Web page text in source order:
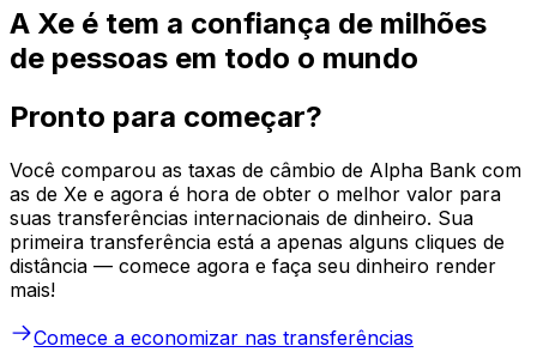
A Xe é tem a confiança de milhões
de pessoas em todo o mundo
Pronto para começar?
Você comparou as taxas de câmbio de Alpha Bank com
as de Xe e agora é hora de obter o melhor valor para
suas transferências internacionais de dinheiro. Sua
primeira transferência está a apenas alguns cliques de
distância — comece agora e faça seu dinheiro render
mais!
Comece a economizar nas transferências